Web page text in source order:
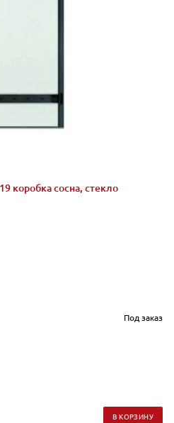
коробка сосна, стекло
Под заказ
В КОРЗИНУ